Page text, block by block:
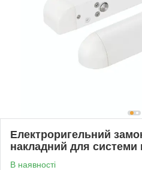
Електроригельний
накладний для системи
В наявності